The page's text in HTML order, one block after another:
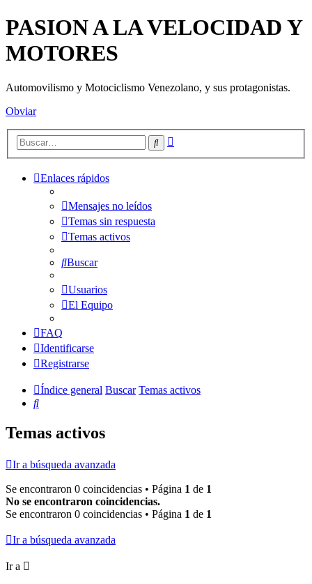
PASION A LA VELOCIDAD Y
MOTORES
Automovilismo y Motociclismo Venezolano, y sus protagonistas.
Obviar
Buscar
Enlaces rápidos
Mensajes no leídos
Temas sin respuesta
Temas activos
Buscar
Usuarios
El Equipo
FAQ
Identificarse
Registrarse
Índice general Buscar Temas activos
Buscar
Temas activos
Ir a búsqueda avanzada
Se encontraron 0 coincidencias • Página 1 de 1
No se encontraron coincidencias.
Se encontraron 0 coincidencias • Página 1 de 1
Ir a búsqueda avanzada
Ir a